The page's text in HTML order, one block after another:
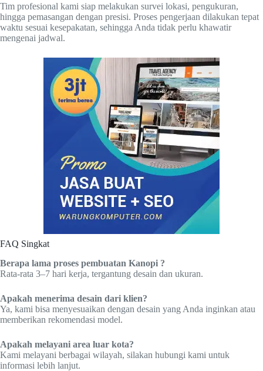
Tim profesional kami siap melakukan survei lokasi, pengukuran,
hingga pemasangan dengan presisi. Proses pengerjaan dilakukan tepat
waktu sesuai kesepakatan, sehingga Anda tidak perlu khawatir
mengenai jadwal.
FAQ Singkat
Berapa lama proses pembuatan Kanopi ?
Rata-rata 3–7 hari kerja, tergantung desain dan ukuran.
Apakah menerima desain dari klien?
Ya, kami bisa menyesuaikan dengan desain yang Anda inginkan atau
memberikan rekomendasi model.
Apakah melayani area luar kota?
Kami melayani berbagai wilayah, silakan hubungi kami untuk
informasi lebih lanjut.